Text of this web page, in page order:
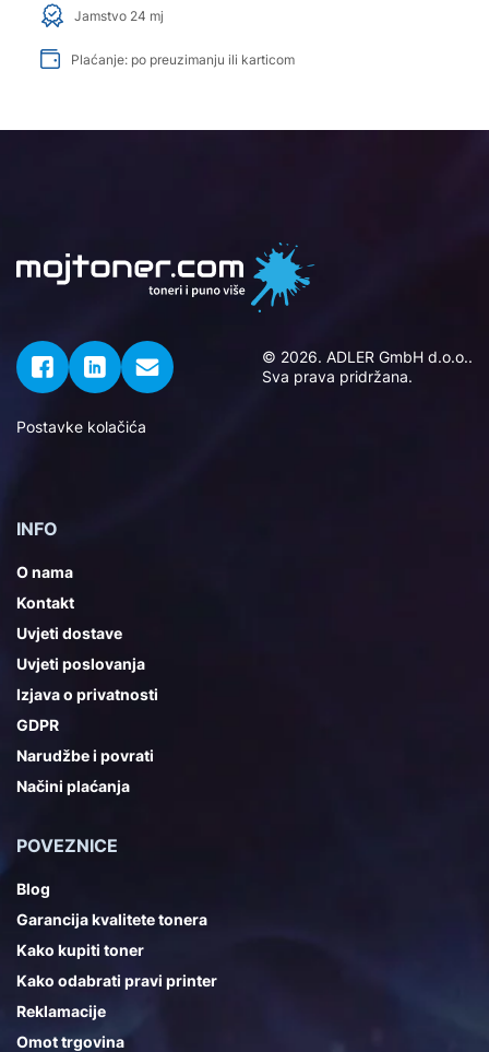
Jamstvo 24 mj
Plaćanje: po preuzimanju ili karticom
© 2026. ADLER GmbH d.o.o..
Sva prava pridržana.
Postavke kolačića
INFO
O nama
Kontakt
Uvjeti dostave
Uvjeti poslovanja
Izjava o privatnosti
GDPR
Narudžbe i povrati
Načini plaćanja
POVEZNICE
Blog
Garancija kvalitete tonera
Kako kupiti toner
Kako odabrati pravi printer
Reklamacije
Omot trgovina